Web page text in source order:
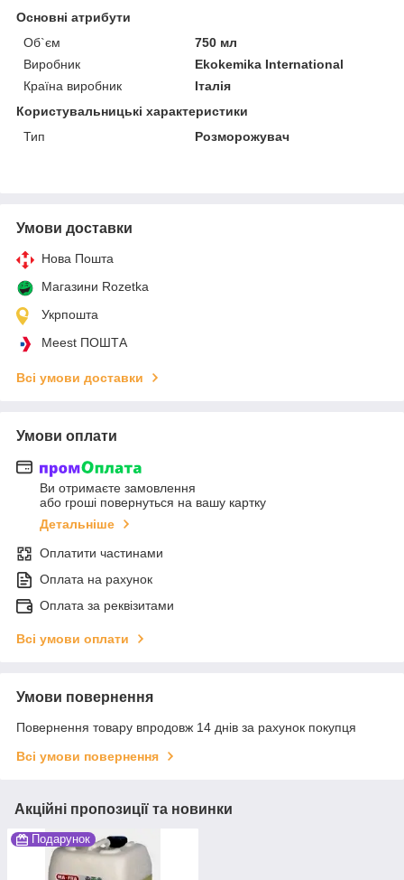
Основні атрибути
Об`єм
750 мл
Виробник
Ekokemika International
Країна виробник
Італія
Користувальницькі характеристики
Тип
Розморожувач
Умови доставки
Нова Пошта
Магазини Rozetka
Укрпошта
Meest ПОШТА
Всі умови доставки
Умови оплати
Ви отримаєте замовлення
або гроші повернуться на вашу картку
Детальніше
Оплатити частинами
Оплата на рахунок
Оплата за реквізитами
Всі умови оплати
Умови повернення
Повернення товару впродовж 14 днів за рахунок покупця
Всі умови повернення
Акційні пропозиції та новинки
Подарунок